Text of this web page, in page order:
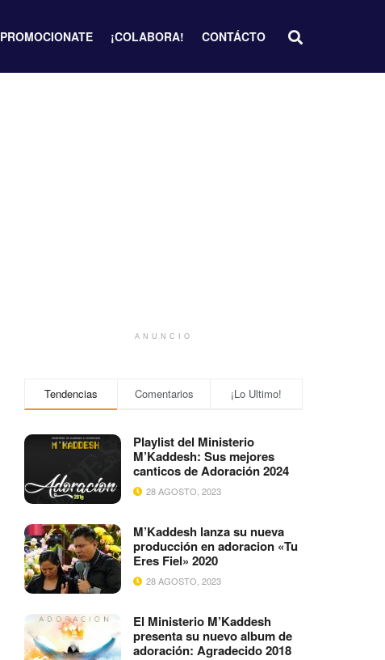
PROMOCIONATE ¡COLABORA! CONTÁCTO
ANUNCIO
Tendencias Comentarios ¡Lo Ultimo!
Playlist del Ministerio
M’Kaddesh: Sus mejores
canticos de Adoración 2024
28 AGOSTO, 2023
M’Kaddesh lanza su nueva
producción en adoracion «Tu
Eres Fiel» 2020
28 AGOSTO, 2023
El Ministerio M’Kaddesh
presenta su nuevo album de
adoración: Agradecido 2018